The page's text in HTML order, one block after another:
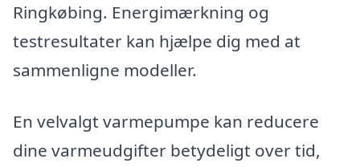
Ringkøbing. Energimærkning og
testresultater kan hjælpe dig med at
sammenligne modeller.
En velvalgt varmepumpe kan reducere
dine varmeudgifter betydeligt over tid,